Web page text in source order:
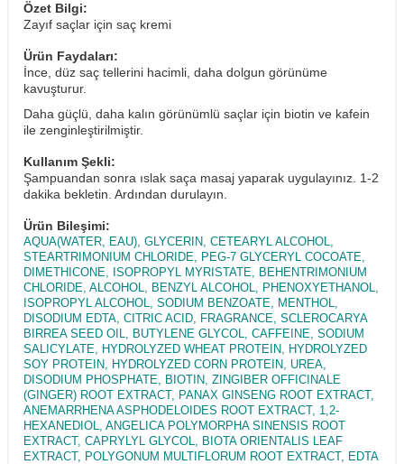
Özet Bilgi:
Zayıf saçlar için saç kremi
Ürün Faydaları:
İnce, düz saç tellerini hacimli, daha dolgun görünüme
kavuşturur.
Daha güçlü, daha kalın görünümlü saçlar için biotin ve kafein
ile zenginleştirilmiştir.
Kullanım Şekli:
Şampuandan sonra ıslak saça masaj yaparak uygulayınız. 1-2
dakika bekletin. Ardından durulayın.
Ürün Bileşimi:
AQUA(WATER, EAU), GLYCERIN, CETEARYL ALCOHOL,
STEARTRIMONIUM CHLORIDE, PEG-7 GLYCERYL COCOATE,
DIMETHICONE, ISOPROPYL MYRISTATE, BEHENTRIMONIUM
CHLORIDE, ALCOHOL, BENZYL ALCOHOL, PHENOXYETHANOL,
ISOPROPYL ALCOHOL, SODIUM BENZOATE, MENTHOL,
DISODIUM EDTA, CITRIC ACID, FRAGRANCE, SCLEROCARYA
BIRREA SEED OIL, BUTYLENE GLYCOL, CAFFEINE, SODIUM
SALICYLATE, HYDROLYZED WHEAT PROTEIN, HYDROLYZED
SOY PROTEIN, HYDROLYZED CORN PROTEIN, UREA,
DISODIUM PHOSPHATE, BIOTIN, ZINGIBER OFFICINALE
(GINGER) ROOT EXTRACT, PANAX GINSENG ROOT EXTRACT,
ANEMARRHENA ASPHODELOIDES ROOT EXTRACT, 1,2-
HEXANEDIOL, ANGELICA POLYMORPHA SINENSIS ROOT
EXTRACT, CAPRYLYL GLYCOL, BIOTA ORIENTALIS LEAF
EXTRACT, POLYGONUM MULTIFLORUM ROOT EXTRACT, EDTA